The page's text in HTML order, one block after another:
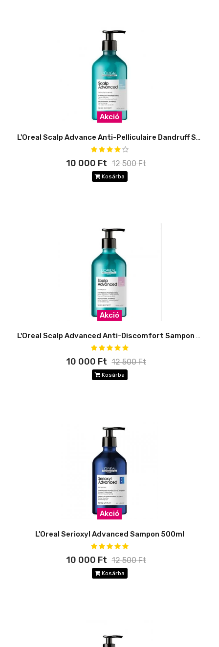
Akció
L'Oreal Scalp Advance Anti-Pelliculaire Dandruff Sampon 500ml
10 000 Ft 12 500 Ft
Kosárba
Akció
L'Oreal Scalp Advanced Anti-Discomfort Sampon 500ml
10 000 Ft 12 500 Ft
Kosárba
Akció
L'Oreal Serioxyl Advanced Sampon 500ml
10 000 Ft 12 500 Ft
Kosárba